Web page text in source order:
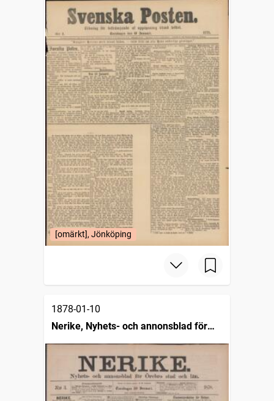
[omärkt], Jönköping
1878-01-10
Nerike, Nyhets- och annonsblad för
Örebro stad och län